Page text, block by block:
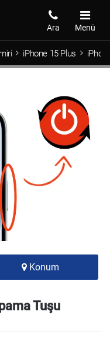
Menü
Ara
iPhone 15 Plus
Konum
Tuşu